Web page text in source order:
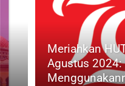
Meriahkan
Agustus 2024: